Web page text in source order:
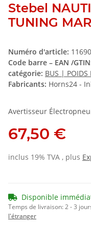
Stebel
TUNING
Numéro d'article:
Code barre – EAN /
catégorie: BUS | POIDS
Fabricants: Horns24 -
Avertisseur
67,50 €
inclus 19% TVA , plus
Disponible
Temps de livraison:2 - 3
l'étranger